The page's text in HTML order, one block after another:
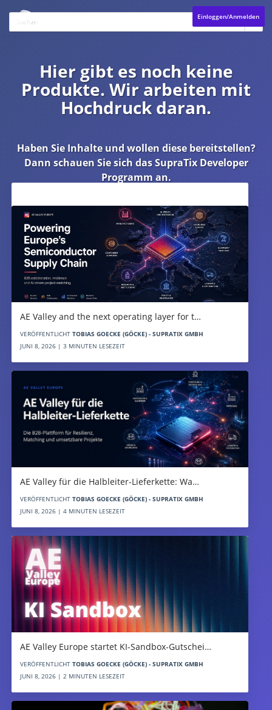
Einloggen/Anmelden
Hier gibt es noch keine
Produkte. Wir arbeiten mit
Hochdruck daran.
Haben Sie Inhalte und wollen diese bereitstellen?
Dann schauen Sie sich dasSupraTix Developer
Programman.
AE Valley and the next operating layer for t…
VERÖFFENTLICHT TOBIAS GOECKE (GÖCKE) - SUPRATIX GMBH
JUNI 8, 2026 | 3 MINUTEN LESEZEIT
AE Valley für die Halbleiter-Lieferkette: Wa…
VERÖFFENTLICHT TOBIAS GOECKE (GÖCKE) - SUPRATIX GMBH
JUNI 8, 2026 | 4 MINUTEN LESEZEIT
AE Valley Europe startet KI-Sandbox-Gutschei…
VERÖFFENTLICHT TOBIAS GOECKE (GÖCKE) - SUPRATIX GMBH
JUNI 8, 2026 | 2 MINUTEN LESEZEIT